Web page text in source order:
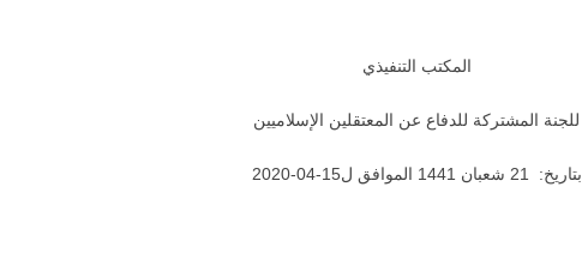
المكتب التنفيذي
للجنة المشتركة للدفاع عن المعتقلين الإسلاميين
بتاريخ: 21 شعبان 1441 الموافق ل15-04-2020